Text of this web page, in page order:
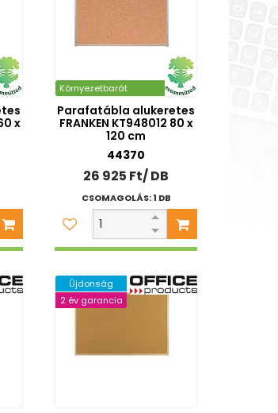
x
Környezetbarát
Parafatábla alukeretes
FRANKEN KT948012 80 x
120 cm
44370
26 925 Ft/ DB
CSOMAGOLÁS: 1 DB
Újdonság
2 év garancia